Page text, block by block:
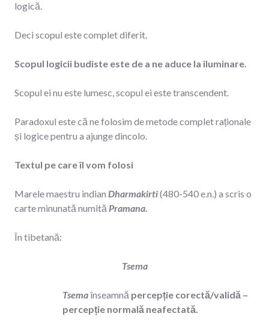
logică.
Deci scopul este complet diferit.
Scopul logicii budiste este de a ne aduce la iluminare.
Scopul ei nu este lumesc, scopul ei este transcendent.
Paradoxul este că ne folosim de metode complet raționale
și logice pentru a ajunge dincolo.
Textul pe care îl vom folosi
Marele maestru indian Dharmakirti(480-540 e.n.) a scris o
carte minunată numită Pramana.
În tibetană:
Tsema
Tsemaînseamnă percepție corectă/validă –
percepție normală neafectată.